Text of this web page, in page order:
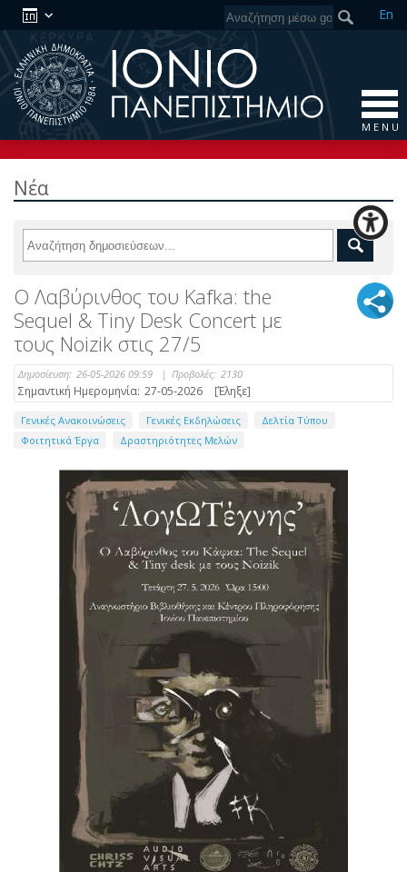
En
M E N U
Νέα
Ο Λαβύρινθος του Kafka: the
Sequel & Tiny Desk Concert με
τους Noizik στις 27/5
Δημοσίευση: 26-05-2026 09:59 | Προβολές: 2130
Σημαντική Ημερομηνία: 27-05-2026 [Έληξε]
Γενικές Ανακοινώσεις Γενικές Εκδηλώσεις
Δελτία Τύπου
Φοιτητικά Έργα
Δραστηριότητες Μελών